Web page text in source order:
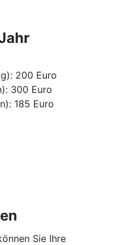
200 Euro
300 Euro
185 Euro
Sie Ihre